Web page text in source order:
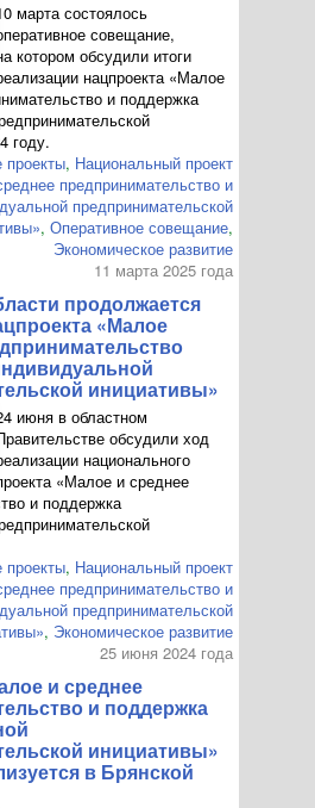
марта состоялось
совещание,
котором обсудили итоги
нацпроекта «Малое
и поддержка
году.
проекты, Национальный проект
предпринимательство и
предпринимательской
, Оперативное совещание,
Экономическое развитие
11 марта 2025 года
продолжается
«Малое
инициативы»
июня в областном
обсудили ход
национального
«Малое и среднее
и поддержка
проекты, Национальный проект
предпринимательство и
предпринимательской
, Экономическое развитие
25 июня 2024 года
и среднее
и поддержка
инициативы»
в Брянской